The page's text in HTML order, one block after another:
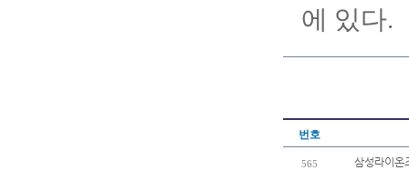
에 있다.
번호
565 삼성라이온